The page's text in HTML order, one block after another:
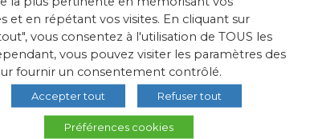
et en répétant vos visites. En cliquant sur
vous consentez à l'utilisation de TOUS les
vous pouvez visiter les paramètres des
fournir un consentement contrôlé.
Accepter tout Refuser tout
Préférences cookies